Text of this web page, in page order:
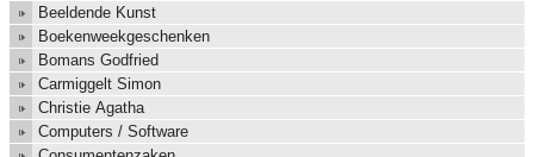
Beeldende Kunst
Boekenweekgeschenken
Bomans Godfried
Carmiggelt Simon
Christie Agatha
Computers / Software